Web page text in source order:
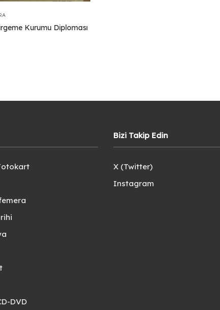
Kurumu Diploması
DVD
Bizi Takip Edin
X (Twitter)
Instagram